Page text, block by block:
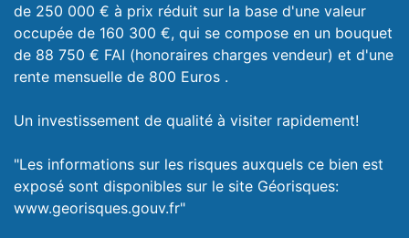
de 250 000 € à prix réduit sur la base d'une valeur
occupée de 160 300 €, qui se compose en un bouquet
de 88 750 € FAI (honoraires charges vendeur) et d'une
rente mensuelle de 800 Euros .
Un investissement de qualité à visiter rapidement!
"Les informations sur les risques auxquels ce bien est
exposé sont disponibles sur le site Géorisques:
www.georisques.gouv.fr"